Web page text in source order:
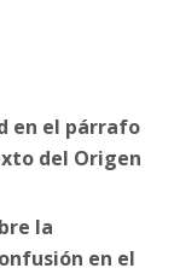
en el párrafo
del Origen
la
en el